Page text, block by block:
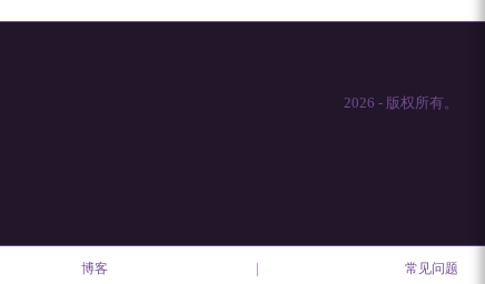
2026 - 版权所有。
博客 常见问题